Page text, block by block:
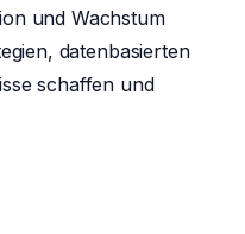
und Wachstum
datenbasierten
schaffen und